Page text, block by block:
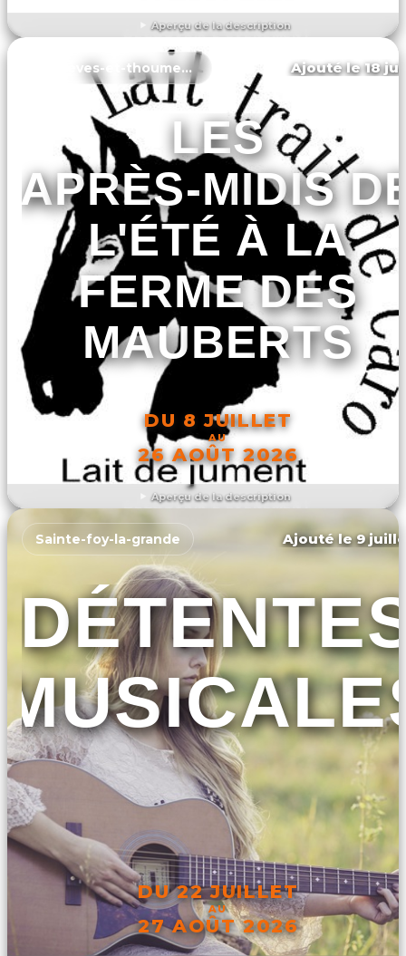
Aperçu de la description
DÉCOUVRIR L'ÉVÉNEMENT
Aperçu de la description
Les lèves-et-thoumeyragues Ajouté le 18
LES
APRÈS-MIDIS
L'ÉTÉ À LA
FERME DES
MAUBERTS
DU 8 JUILLET
AU
26 AOÛT 2026
DÉCOUVRIR L'ÉVÉNEMENT
Sainte-foy-la-grande Ajouté le 9
DU 22 JUILLET
AU
27 AOÛT 2026